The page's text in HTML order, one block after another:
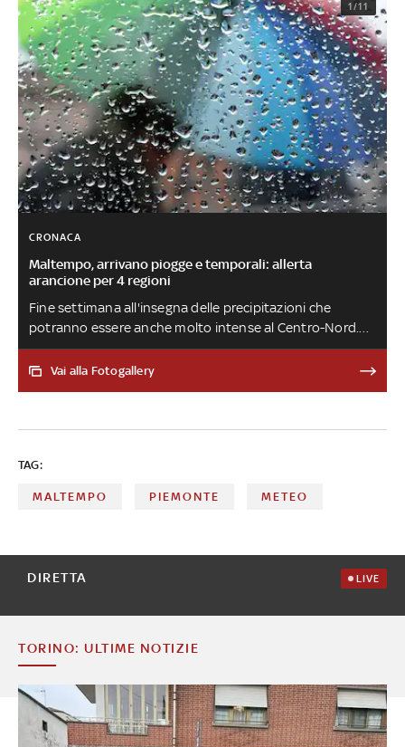
1/11
CRONACA
Maltempo, arrivano piogge e temporali: allerta
arancione per 4 regioni
Fine settimana all'insegna delle precipitazioni che
potranno essere anche molto intense al Centro-Nord.
Livello di allerta arancione in alcune zone dell'Emilia
Romagna fino alla mezzanotte di sabato, per domani su
Venezia Giulia, Lazio, Marche, Molise, Toscana, Umbria,
Vai alla Fotogallery
TAG:
MALTEMPO PIEMONTE METEO
DIRETTA LIVE
TORINO: ULTIME NOTIZIE